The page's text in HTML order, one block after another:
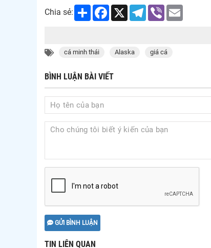
Chia sẻ:
Share Facebook
X Telegram
Viber
cá minh thái Alaska giá cá
BÌNH LUẬN BÀI VIẾT
GỬI BÌNH LUẬN
TIN LIÊN QUAN